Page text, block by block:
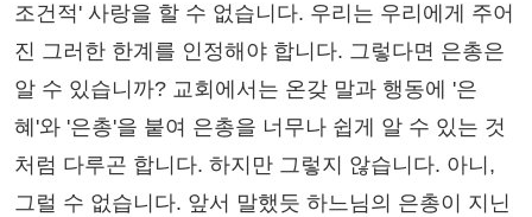
조건적' 사랑을 할 수 없습니다. 우리는 우리에게 주어
진 그러한 한계를 인정해야 합니다. 그렇다면 은총은
알 수 있습니까? 교회에서는 온갖 말과 행동에 '은
혜'와 '은총'을 붙여 은총을 너무나 쉽게 알 수 있는 것
처럼 다루곤 합니다. 하지만 그렇지 않습니다. 아니,
그럴 수 없습니다. 앞서 말했듯 하느님의 은총이 지닌